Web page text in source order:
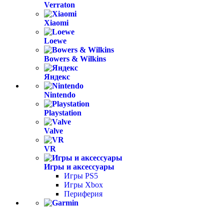
Verraton
Xiaomi
Loewe
Bowers & Wilkins
Яндекс
Nintendo
Playstation
Valve
VR
Игры и аксессуары
Игры PS5
Игры Xbox
Периферия